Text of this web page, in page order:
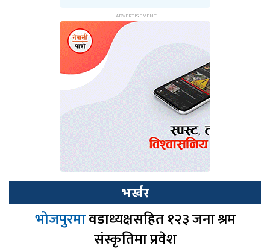
भर्खर
भोजपुरमावडाध्यक्षसहित १२३ जना श्रम
संस्कृतिमा प्रवेश